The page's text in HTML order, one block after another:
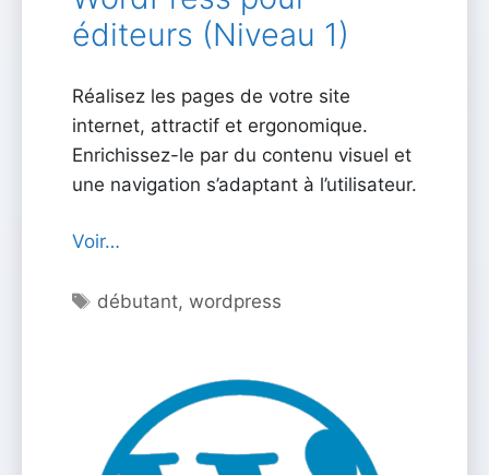
éditeurs (Niveau 1)
Réalisez les pages de votre site
internet, attractif et ergonomique.
Enrichissez-le par du contenu visuel et
une navigation s’adaptant à l’utilisateur.
Voir…
Étiquettes
débutant,wordpress